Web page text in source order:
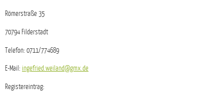
Römerstraße 35
70794 Filderstadt
Telefon: 0711/774689
E-Mail: ingefried.weiland@gmx.de
Registereintrag: